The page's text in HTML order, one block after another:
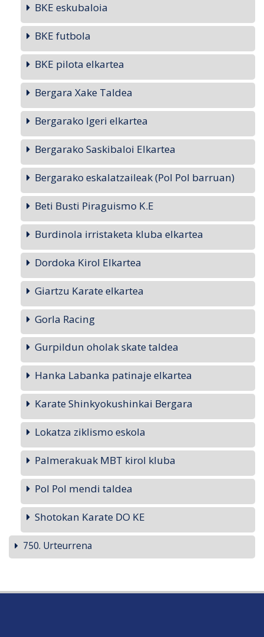
BKE eskubaloia
BKE futbola
BKE pilota elkartea
Bergara Xake Taldea
Bergarako Igeri elkartea
Bergarako Saskibaloi Elkartea
Bergarako eskalatzaileak (Pol Pol barruan)
Beti Busti Piraguismo K.E
Burdinola irristaketa kluba elkartea
Dordoka Kirol Elkartea
Giartzu Karate elkartea
Gorla Racing
Gurpildun oholak skate taldea
Hanka Labanka patinaje elkartea
Karate Shinkyokushinkai Bergara
Lokatza ziklismo eskola
Palmerakuak MBT kirol kluba
Pol Pol mendi taldea
Shotokan Karate DO KE
750. Urteurrena